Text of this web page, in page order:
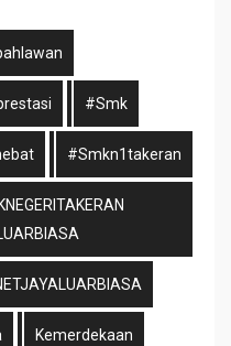
#smk
#smkn1takeran
Kemerdekaan